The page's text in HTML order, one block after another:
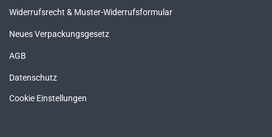
Widerrufsrecht & Muster-Widerrufsformular
Neues Verpackungsgesetz
AGB
Datenschutz
Cookie Einstellungen